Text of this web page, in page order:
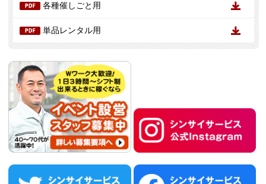
各種催しごと用
単品レンタル用